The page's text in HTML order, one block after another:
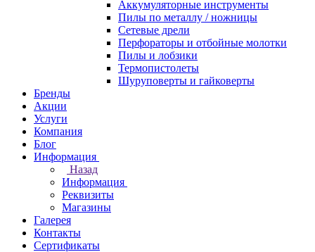
Аккумуляторные инструменты
Пилы по металлу / ножницы
Сетевые дрели
Перфораторы и отбойные молотки
Пилы и лобзики
Термопистолеты
Шуруповерты и гайковерты
Бренды
Акции
Услуги
Компания
Блог
Информация
Назад
Информация
Реквизиты
Магазины
Галерея
Контакты
Сертификаты